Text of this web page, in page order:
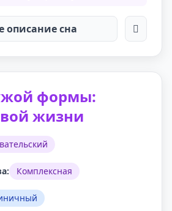
описание сна
формы:
жизни
Комплексная